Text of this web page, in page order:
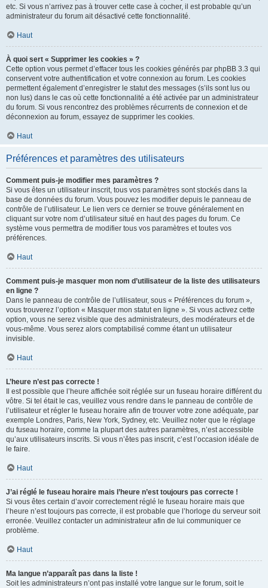
etc. Si vous n’arrivez pas à trouver cette case à cocher, il est probable qu’un
administrateur du forum ait désactivé cette fonctionnalité.
Haut
À quoi sert « Supprimer les cookies » ?
Cette option vous permet d’effacer tous les cookies générés par phpBB 3.3 qui
conservent votre authentification et votre connexion au forum. Les cookies
permettent également d’enregistrer le statut des messages (s’ils sont lus ou
non lus) dans le cas où cette fonctionnalité a été activée par un administrateur
du forum. Si vous rencontrez des problèmes récurrents de connexion et de
déconnexion au forum, essayez de supprimer les cookies.
Haut
Préférences et paramètres des utilisateurs
Comment puis-je modifier mes paramètres ?
Si vous êtes un utilisateur inscrit, tous vos paramètres sont stockés dans la
base de données du forum. Vous pouvez les modifier depuis le panneau de
contrôle de l’utilisateur. Le lien vers ce dernier se trouve généralement en
cliquant sur votre nom d’utilisateur situé en haut des pages du forum. Ce
système vous permettra de modifier tous vos paramètres et toutes vos
préférences.
Haut
Comment puis-je masquer mon nom d’utilisateur de la liste des utilisateurs
en ligne ?
Dans le panneau de contrôle de l’utilisateur, sous « Préférences du forum »,
vous trouverez l’option « Masquer mon statut en ligne ». Si vous activez cette
option, vous ne serez visible que des administrateurs, des modérateurs et de
vous-même. Vous serez alors comptabilisé comme étant un utilisateur
invisible.
Haut
L’heure n’est pas correcte !
Il est possible que l’heure affichée soit réglée sur un fuseau horaire différent du
vôtre. Si tel était le cas, veuillez vous rendre dans le panneau de contrôle de
l’utilisateur et régler le fuseau horaire afin de trouver votre zone adéquate, par
exemple Londres, Paris, New York, Sydney, etc. Veuillez noter que le réglage
du fuseau horaire, comme la plupart des autres paramètres, n’est accessible
qu’aux utilisateurs inscrits. Si vous n’êtes pas inscrit, c’est l’occasion idéale de
le faire.
Haut
J’ai réglé le fuseau horaire mais l’heure n’est toujours pas correcte !
Si vous êtes certain d’avoir correctement réglé le fuseau horaire mais que
l’heure n’est toujours pas correcte, il est probable que l’horloge du serveur soit
erronée. Veuillez contacter un administrateur afin de lui communiquer ce
problème.
Haut
Ma langue n’apparaît pas dans la liste !
Soit les administrateurs n’ont pas installé votre langue sur le forum, soit le